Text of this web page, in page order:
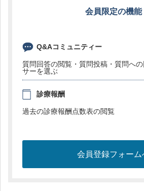
会員限定の機能
Q&Aコミュニティー
質問回答の閲覧・質問投稿・質問へ
サーを選ぶ
診療報酬
過去の診療報酬点数表の閲覧
会員登録フォーム